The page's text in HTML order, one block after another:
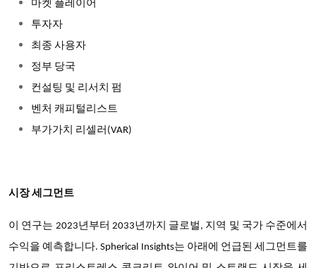
마켓 플레이어
투자자
최종 사용자
정부 당국
컨설팅 및 리서치 펌
벤처 캐피털리스트
부가가치 리셀러(VAR)
시장 세그먼트
이 연구는 2023년부터 2033년까지 글로벌, 지역 및 국가 수준에서
수익을 예측합니다. Spherical Insights는 아래에 언급된 세그먼트를